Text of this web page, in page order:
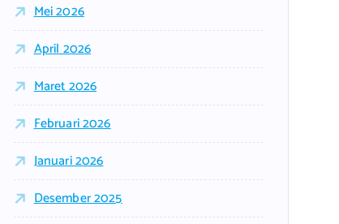
Mei 2026
April 2026
Maret 2026
Februari 2026
Januari 2026
Desember 2025